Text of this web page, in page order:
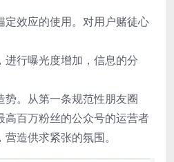
定效应的使用。对用户赌徒心
进行曝光度增加，信息的分
势。从第一条规范性朋友圈
百万粉丝的公众号的运营者
造供求紧张的氛围。